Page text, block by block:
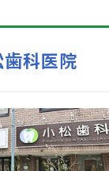
科医院